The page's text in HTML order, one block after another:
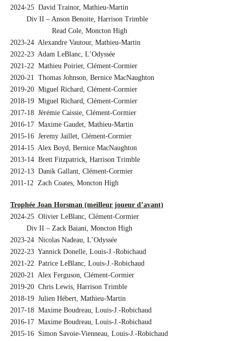
2024-25 David Trainor, Mathieu-Martin
Div II – Anson Benoite, Harrison Trimble
Read Cole, Moncton High
2023-24 Alexandre Vautour, Mathieu-Martin
2022-23 Adam LeBlanc, L’Odyssée
2021-22 Mathieu Poirier, Clément-Cormier
2020-21 Thomas Johnson, Bernice MacNaughton
2019-20 Miguel Richard, Clément-Cormier
2018-19 Miguel Richard, Clément-Cormier
2017-18 Jérémie Caissie, Clément-Cormier
2016-17 Maxime Gaudet, Mathieu-Martin
2015-16 Jeremy Jaillet, Clément-Cormier
2014-15 Alex Boyd, Bernice MacNaughton
2013-14 Brett Fitzpatrick, Harrison Trimble
2012-13 Danik Gallant, Clément-Cormier
2011-12 Zach Coates, Moncton High
Trophée Joan Horsman (meilleur joueur d’avant)
2024-25 Olivier LeBlanc, Clément-Cormier
Div II – Zack Baiani, Moncton High
2023-24 Nicolas Nadeau, L’Odyssée
2022-23 Yannick Donelle, Louis-J.-Robichaud
2021-22 Patrice LeBlanc, Louis-J.-Robichaud
2020-21 Alex Ferguson, Clément-Cormier
2019-20 Chris Lewis, Harrison Trimble
2018-19 Julien Hébert, Mathieu-Martin
2017-18 Maxime Boudreau, Louis-J.-Robichaud
2016-17 Maxime Boudreau, Louis-J.-Robichaud
2015-16 Simon Savoie-Vienneau, Louis-J.-Robichaud